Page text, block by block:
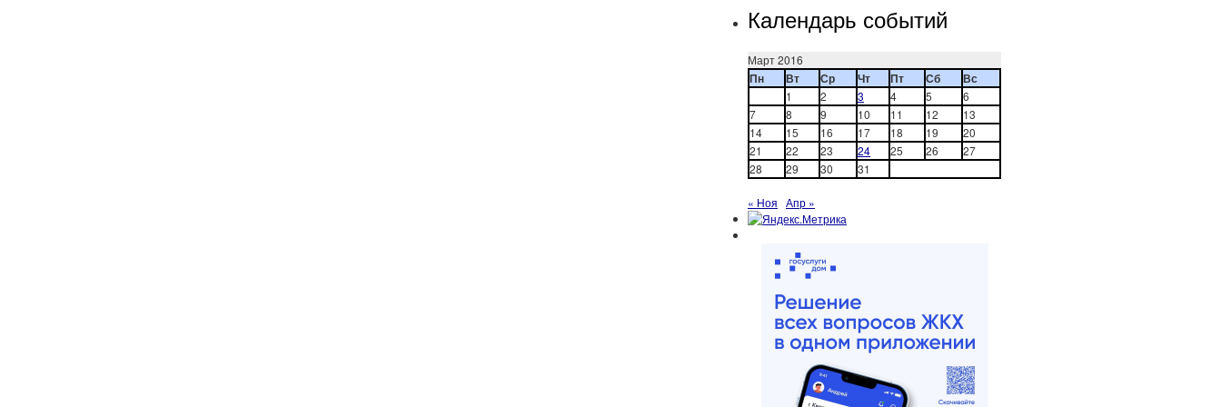
Календарь событий
Март 2016
Пн Вт Ср Чт Пт Сб Вс
1 2 3 4 5
6
7
8 9 10 11 12
13
14
15 16 17 18 19
20
21
22 23 24 25 26
27
28
29 30 31
« Ноя Апр »